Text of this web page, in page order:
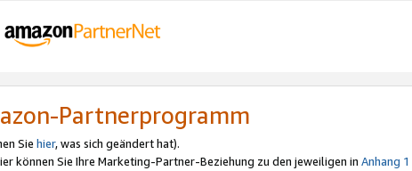
Partnerprogramm
Sie hier, was sich geändert hat).
können Sie Ihre Marketing-Partner-Beziehung zu den jeweiligen in Anhang 1